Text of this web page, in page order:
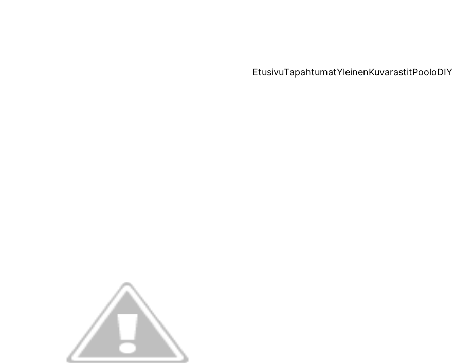
EtusivuTapahtumatYleinenKuvarastitPooloDIY